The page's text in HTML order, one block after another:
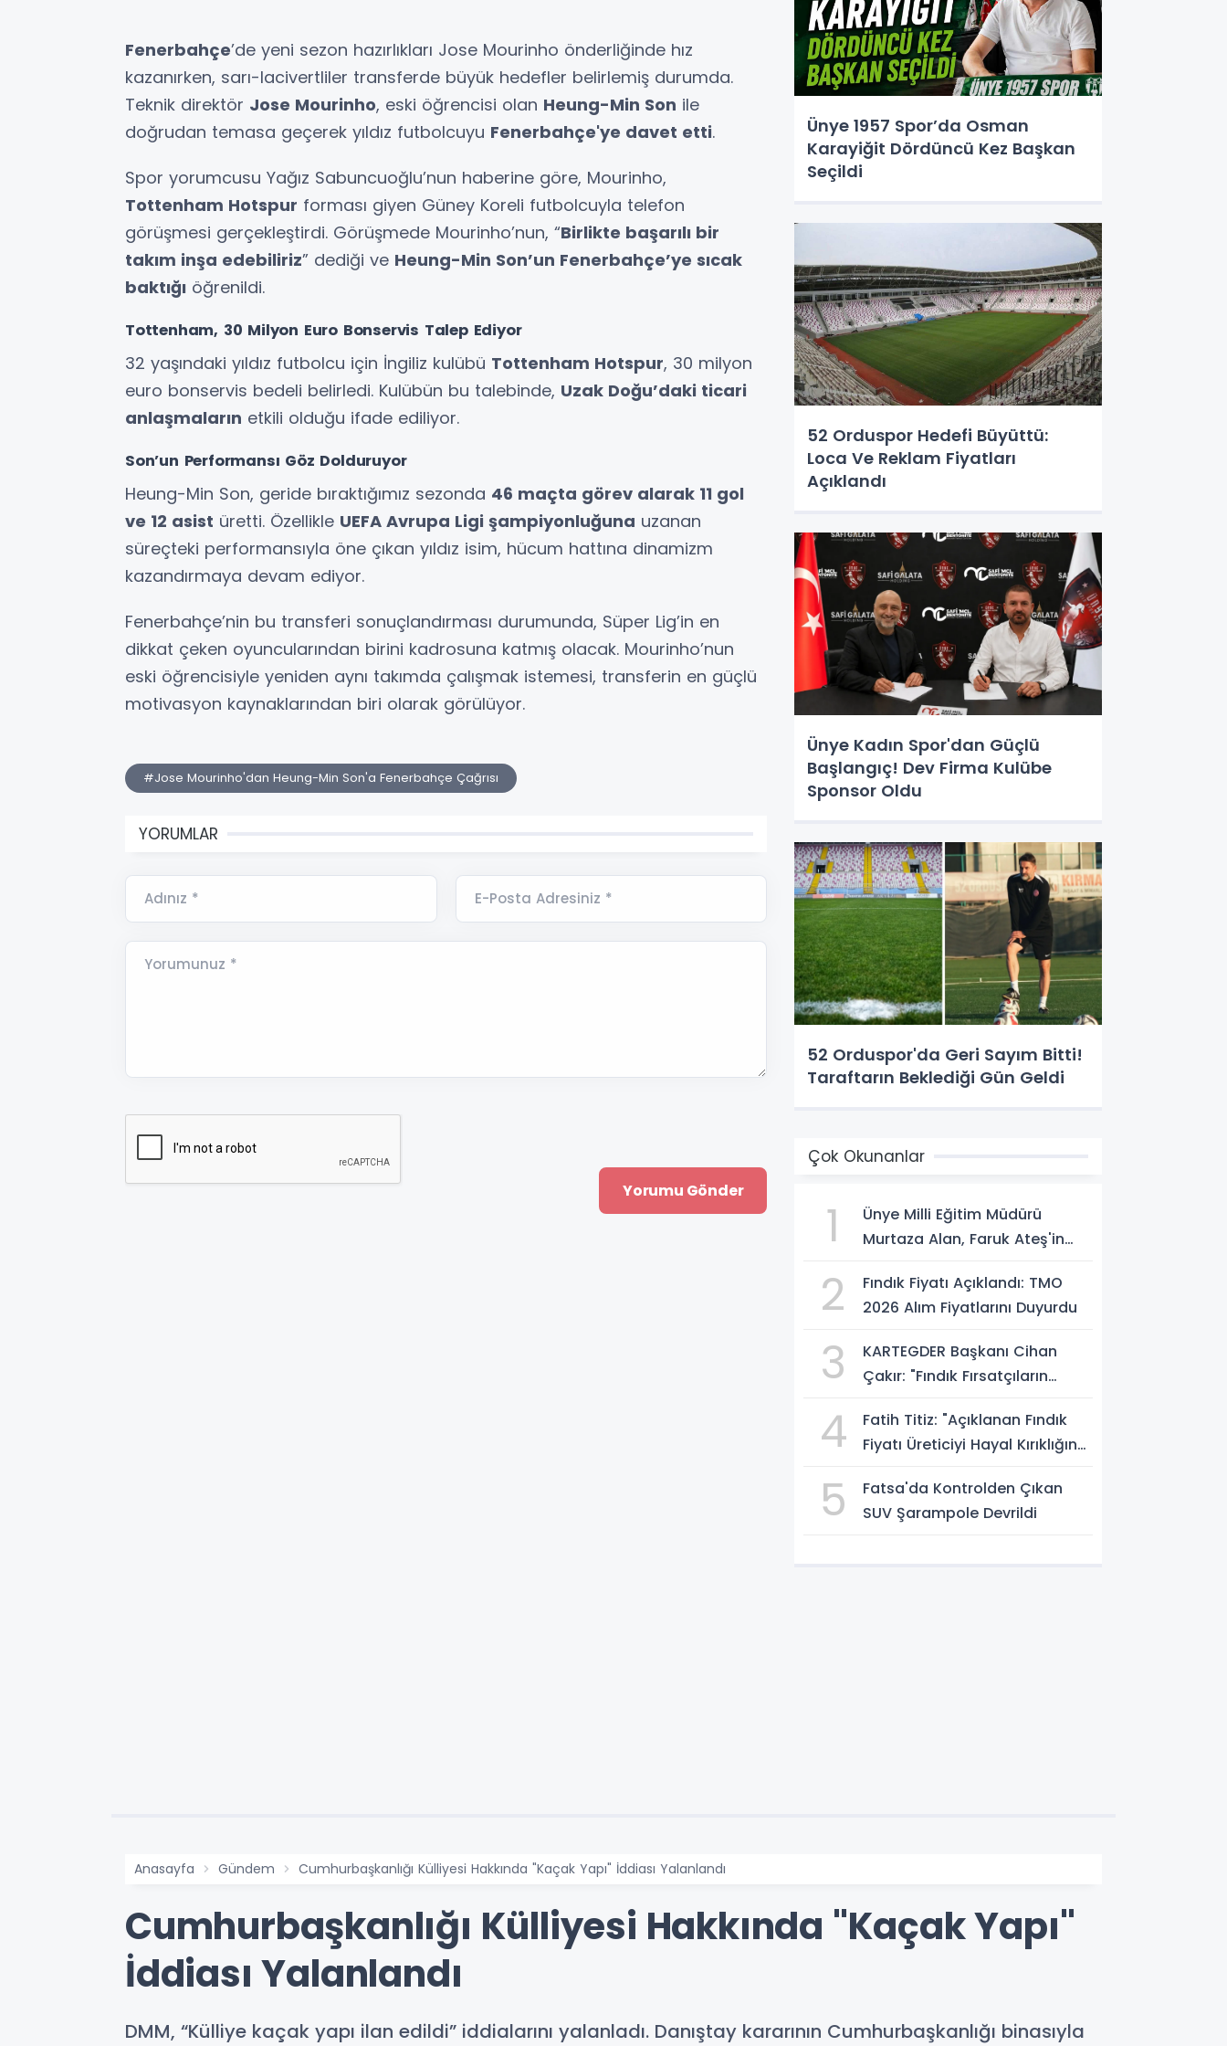
Fenerbahçe’de yeni sezon hazırlıkları Jose Mourinho önderliğinde hız
kazanırken, sarı-lacivertliler transferde büyük hedefler belirlemiş durumda.
Teknik direktör Jose Mourinho, eski öğrencisi olan Heung-Min Son ile
doğrudan temasa geçerek yıldız futbolcuyu Fenerbahçe'ye davet etti.
Spor yorumcusu Yağız Sabuncuoğlu’nun haberine göre, Mourinho,
Tottenham Hotspur forması giyen Güney Koreli futbolcuyla telefon
görüşmesi gerçekleştirdi. Görüşmede Mourinho’nun, “Birlikte başarılı bir
takım inşa edebiliriz” dediği ve Heung-Min Son’un Fenerbahçe’ye sıcak
baktığı öğrenildi.
Tottenham, 30 Milyon Euro Bonservis Talep Ediyor
32 yaşındaki yıldız futbolcu için İngiliz kulübü Tottenham Hotspur, 30 milyon
euro bonservis bedeli belirledi. Kulübün bu talebinde, Uzak Doğu’daki ticari
anlaşmaların etkili olduğu ifade ediliyor.
Son’un Performansı Göz Dolduruyor
Heung-Min Son, geride bıraktığımız sezonda 46 maçta görev alarak 11 gol
ve 12 asist üretti. Özellikle UEFA Avrupa Ligi şampiyonluğuna uzanan
süreçteki performansıyla öne çıkan yıldız isim, hücum hattına dinamizm
kazandırmaya devam ediyor.
Fenerbahçe’nin bu transferi sonuçlandırması durumunda, Süper Lig’in en
dikkat çeken oyuncularından birini kadrosuna katmış olacak. Mourinho’nun
eski öğrencisiyle yeniden aynı takımda çalışmak istemesi, transferin en güçlü
motivasyon kaynaklarından biri olarak görülüyor.
#Jose Mourinho'dan Heung-Min Son'a Fenerbahçe Çağrısı
YORUMLAR
Adınız * E-Posta Adresiniz *
Yorumunuz *
Ünye 1957 Spor’da Osman
Karayiğit Dördüncü Kez Başkan
Seçildi
52 Orduspor Hedefi Büyüttü:
Loca Ve Reklam Fiyatları
Açıklandı
Ünye Kadın Spor'dan Güçlü
Başlangıç! Dev Firma Kulübe
Sponsor Oldu
52 Orduspor'da Geri Sayım Bitti!
Taraftarın Beklediği Gün Geldi
Çok Okunanlar
1
Ünye Milli Eğitim Müdürü
Murtaza Alan, Faruk Ateş'in
2
Fındık Fiyatı Açıklandı: TMO
2026 Alım Fiyatlarını Duyurdu
3
KARTEGDER Başkanı Cihan
Çakır: "Fındık Fırsatçıların
4
Fatih Titiz: "Açıklanan Fındık
Fiyatı Üreticiyi Hayal Kırıklığına
5
Fatsa'da Kontrolden Çıkan
SUV Şarampole Devrildi
Anasayfa Gündem Cumhurbaşkanlığı Külliyesi Hakkında "Kaçak Yapı" İddiası Yalanlandı
Cumhurbaşkanlığı Külliyesi Hakkında "Kaçak Yapı"
İddiası Yalanlandı
DMM, “Külliye kaçak yapı ilan edildi” iddialarını yalanladı. Danıştay kararının Cumhurbaşkanlığı binasıyla